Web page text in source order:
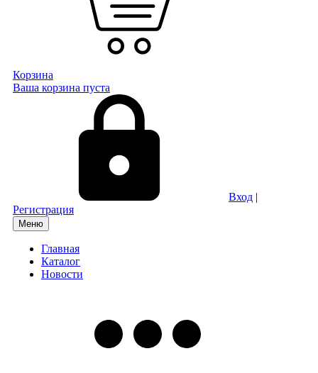
Корзина
Ваша корзина пуста
Вход |
Регистрация
Меню
Главная
Каталог
Новости